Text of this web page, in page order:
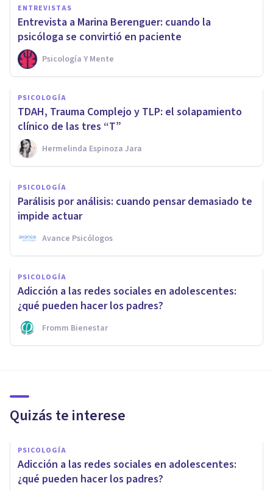
ENTREVISTAS
Entrevista a Marina Berenguer: cuando la
psicóloga se convirtió en paciente
Psicología Y Mente
PSICOLOGÍA
TDAH, Trauma Complejo y TLP: el solapamiento
clínico de las tres “T”
Hermelinda Espinoza Jara
PSICOLOGÍA
Parálisis por análisis: cuando pensar demasiado te
impide actuar
Avance Psicólogos
PSICOLOGÍA
Adicción a las redes sociales en adolescentes:
¿qué pueden hacer los padres?
Fromm Bienestar
Quizás te interese
PSICOLOGÍA
Adicción a las redes sociales en adolescentes:
¿qué pueden hacer los padres?